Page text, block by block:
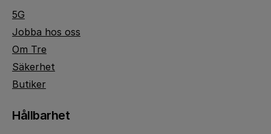
5G
Jobba hos oss
Om Tre
Säkerhet
Butiker
Hållbarhet